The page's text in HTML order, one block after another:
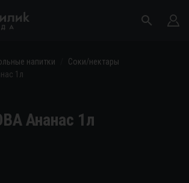
напитки
Соки/нектары
1л
Ананас 1л